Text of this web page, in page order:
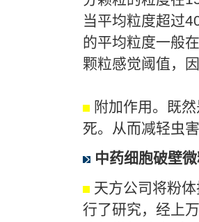
当平均粒度超过
的平均粒度一般
颗粒感觉阈值，
附加作用。既
死。从而减轻虫
中药细胞破壁
天方公司将粉
行了研究，经上